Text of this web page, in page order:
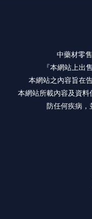
中藥材零
『本網站上出
本網站之內容旨在
本網站所載內容及資
防任何疾病，